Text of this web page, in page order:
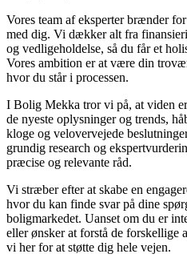
Vores team af eksperter brænder
med dig. Vi dækker alt fra
og vedligeholdelse, så du får et
Vores ambition er at være din
hvor du står i processen.
I Bolig Mekka tror vi på, at viden
de nyeste oplysninger og trends,
kloge og velovervejede
grundig research og
præcise og relevante råd.
Vi stræber efter at skabe en
hvor du kan finde svar på dine
boligmarkedet. Uanset om du er
eller ønsker at forstå de forskellige
vi her for at støtte dig hele vejen.